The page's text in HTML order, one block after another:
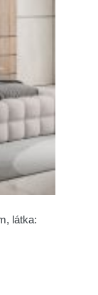
látka: